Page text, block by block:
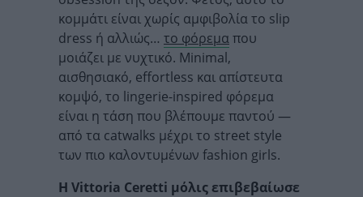
κομμάτι είναι χωρίς αμφιβολία το slip
dress ή αλλιώς… το φόρεμαπου
μοιάζει με νυχτικό. Minimal,
αισθησιακό, effortless και απίστευτα
κομψό, το lingerie-inspired φόρεμα
είναι η τάση που βλέπουμε παντού —
από τα catwalks μέχρι το street style
των πιο καλοντυμένων fashion girls.
Η Vittoria Ceretti μόλις επιβεβαίωσε